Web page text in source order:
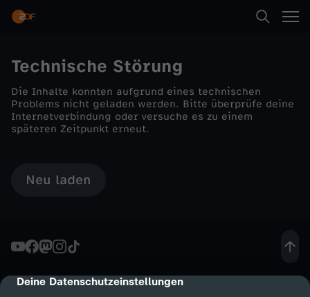
cmp-dialog-description
Deine Datenschutzeinstellungen
Technische Störung
Die Inhalte konnten aufgrund eines technischen
Problems nicht geladen werden. Bitte überprüfe deine
Internetverbindung oder versuche es zu einem
späteren Zeitpunkt erneut.
Neu laden